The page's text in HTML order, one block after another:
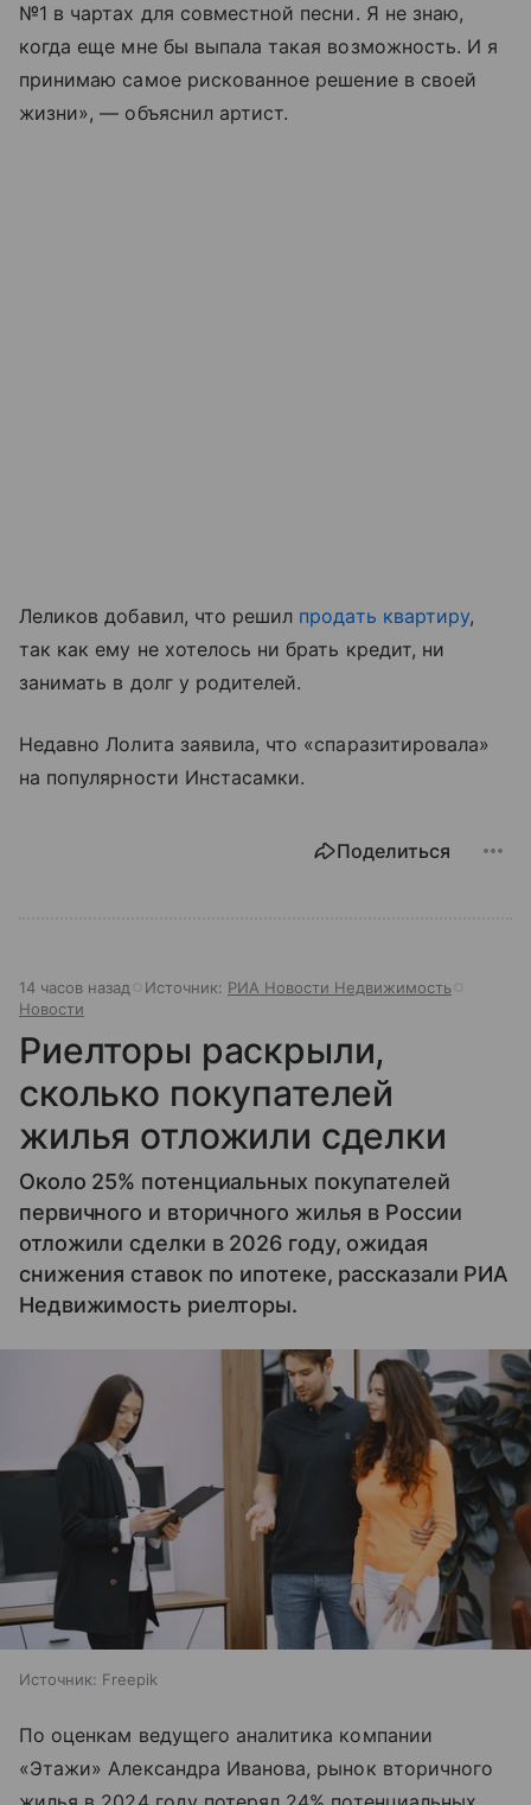
№1 в чартах для совместной песни. Я не знаю,
когда еще мне бы выпала такая возможность. И я
принимаю самое рискованное решение в своей
жизни», — объяснил артист.
Леликов добавил, что решил продать квартиру,
так как ему не хотелось ни брать кредит, ни
занимать в долг у родителей.
Недавно Лолита заявила, что «спаразитировала»
на популярности Инстасамки.
Поделиться
14 часов назад Источник: РИА Новости Недвижимость
Новости
Риелторы раскрыли,
сколько покупателей
жилья отложили сделки
Около 25% потенциальных покупателей
первичного и вторичного жилья в России
отложили сделки в 2026 году, ожидая
снижения ставок по ипотеке, рассказали РИА
Недвижимость риелторы.
Источник: Freepik
По оценкам ведущего аналитика компании
«Этажи» Александра Иванова, рынок вторичного